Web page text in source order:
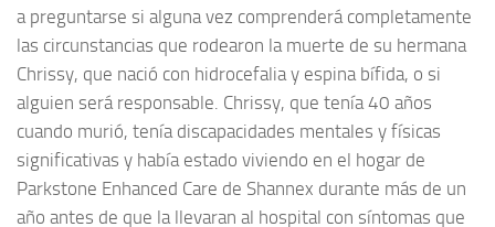
a preguntarse si alguna vez comprenderá completamente
las circunstancias que rodearon la muerte de su hermana
Chrissy, que nació con hidrocefalia y espina bífida, o si
alguien será responsable. Chrissy, que tenía 40 años
cuando murió, tenía discapacidades mentales y físicas
significativas y había estado viviendo en el hogar de
Parkstone Enhanced Care de Shannex durante más de un
año antes de que la llevaran al hospital con síntomas que